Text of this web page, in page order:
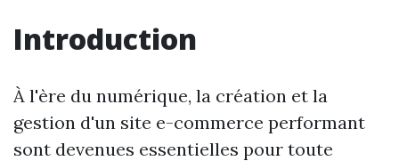
Introduction
À l'ère du numérique, la création et la
gestion d'un site e-commerce performant
sont devenues essentielles pour toute